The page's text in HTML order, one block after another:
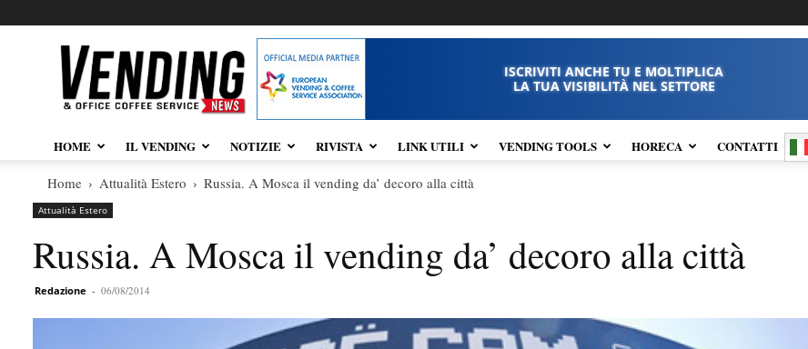
Vendingnews.it
ISCRIVITI ANCHE TU E MOLTIPLICA
LA TUA VISIBILITÀ NEL SETTORE
HOME IL VENDING NOTIZIE RIVISTA LINK UTILI VENDING TOOLS HORECA CONTATTI
Home Attualità Estero Russia. A Mosca il vending da’ decoro alla città
Attualità Estero
Russia. A Mosca il vending da’ decoro alla città
Redazione - 06/08/2014